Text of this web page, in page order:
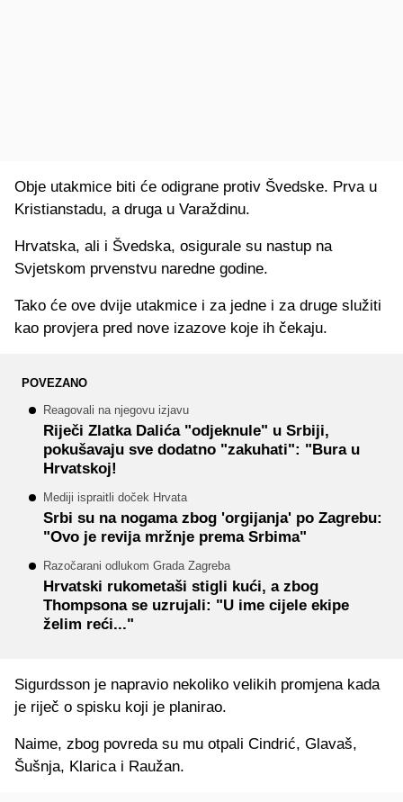
Obje utakmice biti će odigrane protiv Švedske. Prva u
Kristianstadu, a druga u Varaždinu.
Hrvatska, ali i Švedska, osigurale su nastup na
Svjetskom prvenstvu naredne godine.
Tako će ove dvije utakmice i za jedne i za druge služiti
kao provjera pred nove izazove koje ih čekaju.
POVEZANO
Reagovali na njegovu izjavu
Riječi Zlatka Dalića "odjeknule" u Srbiji,
pokušavaju sve dodatno "zakuhati": "Bura u
Hrvatskoj!
Mediji ispraitli doček Hrvata
Srbi su na nogama zbog 'orgijanja' po Zagrebu:
"Ovo je revija mržnje prema Srbima"
Razočarani odlukom Grada Zagreba
Hrvatski rukometaši stigli kući, a zbog
Thompsona se uzrujali: "U ime cijele ekipe
želim reći..."
Sigurdsson je napravio nekoliko velikih promjena kada
je riječ o spisku koji je planirao.
Naime, zbog povreda su mu otpali Cindrić, Glavaš,
Šušnja, Klarica i Raužan.